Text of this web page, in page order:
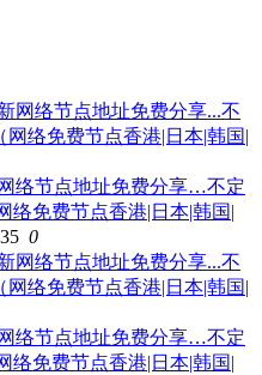
网络节点地址免费分享…不定
免费节点香港|日本|韩国|
0
网络节点地址免费分享…不定
免费节点香港|日本|韩国|